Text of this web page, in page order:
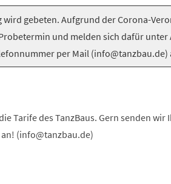
wird gebeten. Aufgrund der Corona-
und melden sich dafür unter
per Mail (info@tanzbau.de)
Tarife des TanzBaus. Gern senden wir
(info@tanzbau.de)